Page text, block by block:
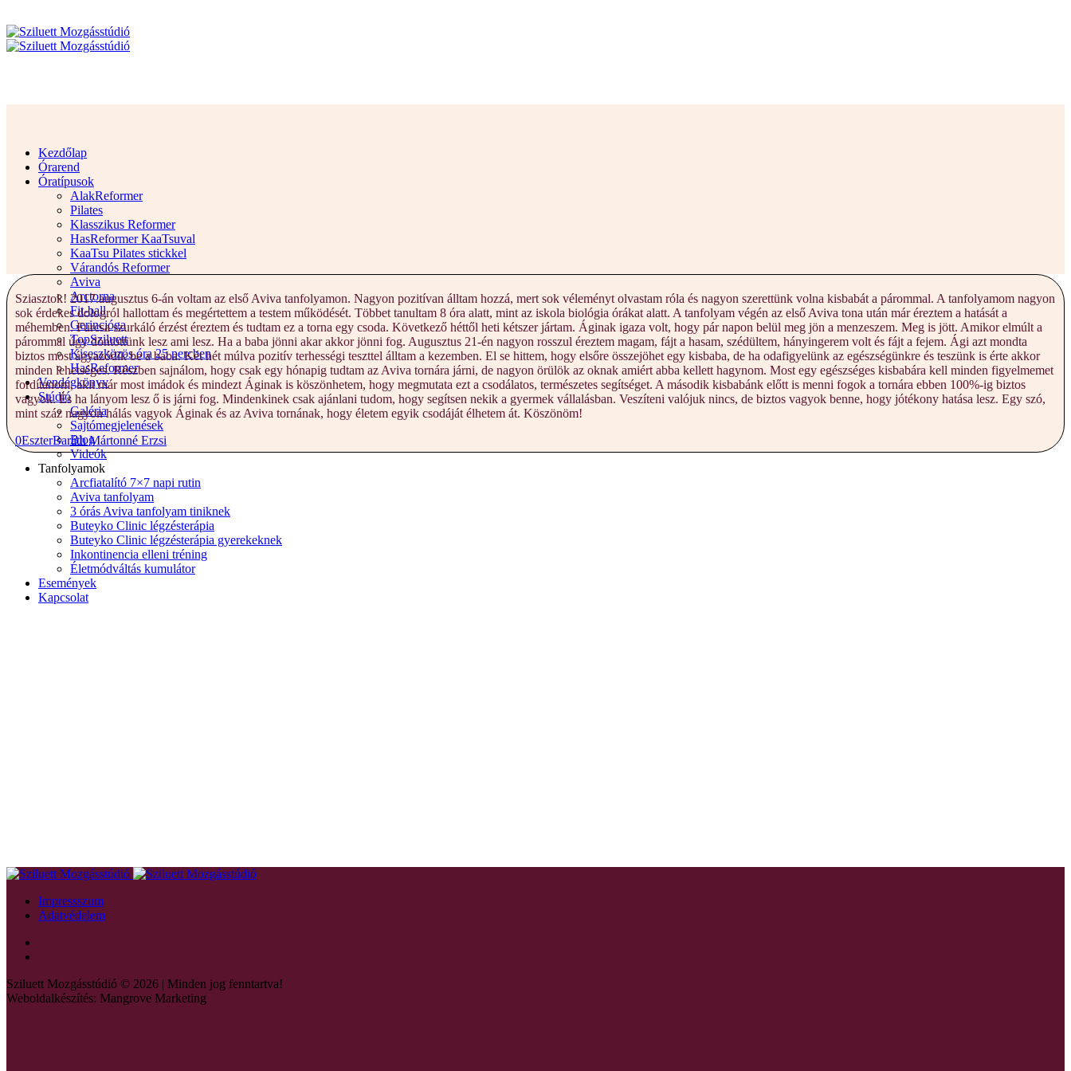
Kezdőlap
Órarend
Óratípusok
AlakReformer
Pilates
Klasszikus Reformer
HasReformer KaaTsuval
KaaTsu Pilates stickkel
Várandós Reformer
Aviva
Arctorna
Fit-ball
Gerincjóga
TopSziluett
Kiseszközös óra 25 percben
HasReformer
Vendégkönyv
Stúdió
Galéria
Sajtómegjelenések
Blog
Videók
Tanfolyamok
Arcfiatalító 7×7 napi rutin
Aviva tanfolyam
3 órás Aviva tanfolyam tiniknek
Buteyko Clinic légzésterápia
Buteyko Clinic légzésterápia gyerekeknek
Inkontinencia elleni tréning
Életmódváltás kumulátor
Események
Kapcsolat
Sziasztok! 2017.augusztus 6-án voltam az első Aviva tanfolyamon. Nagyon pozitívan álltam hozzá, mert sok véleményt olvastam róla és nagyon szerettünk volna kisbabát a párommal. A tanfolyamom nagyon
sok érdekes dologról hallottam és megértettem a testem működését. Többet tanultam 8 óra alatt, mint az iskola biológia órákat alatt. A tanfolyam végén az első Aviva tona után már éreztem a hatását a
méhemben. Furcsa szurkáló érzést éreztem és tudtam ez a torna egy csoda. Következő héttől heti kétszer jártam. Áginak igaza volt, hogy pár napon belül meg jön a menzeszem. Meg is jött. Amikor elmúlt a
párommal úgy döntöttünk lesz ami lesz. Ha a baba jönni akar akkor jönni fog. Augusztus 21-én nagyon rosszul éreztem magam, fájt a hasam, szédültem, hányingerem volt és fájt a fejem. Ági azt mondta
biztos most ágyazódik be a baba. Két hét múlva pozitív terhességi teszttel álltam a kezemben. El se hittem, hogy elsőre összejöhet egy kisbaba, de ha odafigyelünk az egészségünkre és teszünk is érte akkor
minden lehetséges. Részben sajnálom, hogy csak egy hónapig tudtam az Aviva tornára járni, de nagyon örülök az oknak amiért abba kellett hagynom. Most egy egészséges kisbabára kell minden figyelmemet
fordítanom, akit már most imádok és mindezt Áginak is köszönhetem, hogy megmutata ezt a csodálatos, természetes segítséget. A második kisbabánk előtt is menni fogok a tornára ebben 100%-ig biztos
vagyok. És ha lányom lesz ő is járni fog. Mindenkinek csak ajánlani tudom, hogy segítsen nekik a gyermek vállalásban. Veszíteni valójuk nincs, de biztos vagyok benne, hogy jótékony hatása lesz. Egy szó,
mint száz nagyon hálás vagyok Áginak és az Aviva tornának, hogy életem egyik csodáját élhetem át. Köszönöm!
0EszterBaráth Mártonné Erzsi
Impressszum
Adatvédelem
Sziluett Mozgásstúdió © 2026 | Minden jog fenntartva!
Weboldalkészítés: Mangrove Marketing